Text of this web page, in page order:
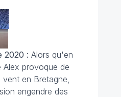
2020 : Alors qu'en
Alex provoque de
en Bretagne,
engendre des